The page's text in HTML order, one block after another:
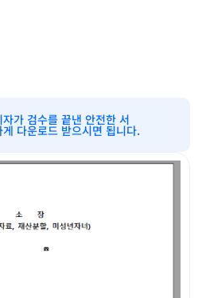
가 검수를 끝낸 안전한 서
다운로드 받으시면 됩니다.